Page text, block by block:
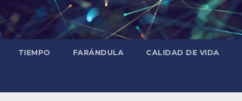
TIEMPO FARÁNDULA CALIDAD DE VIDA